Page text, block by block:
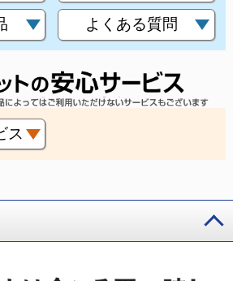
よくある質問
ス